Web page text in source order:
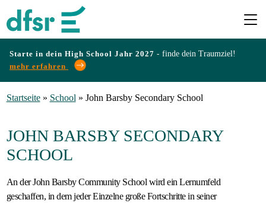
Starte in dein High School Jahr 2027 - finde dein Traumziel!
mehr erfahren
Programme
&
Startseite» School» John Barsby Secondary School
JOHN BARSBY SECONDARY
SCHOOL
An der John Barsby Community School wird ein Lernumfeld
geschaffen, in dem jeder Einzelne große Fortschritte in seiner